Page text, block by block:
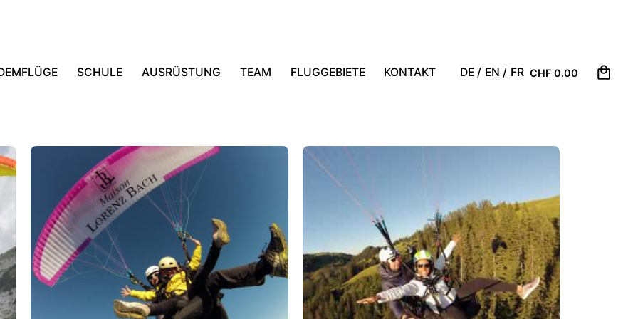
SCHULE AUSRÜSTUNG TEAM FLUGGEBIETE KONTAKT DE / EN / FR CHF0.00